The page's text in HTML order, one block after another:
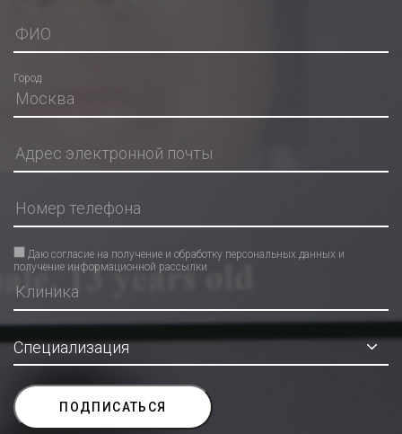
Город
Даю согласие на получение и обработку персональных данных и
получение информационной рассылки